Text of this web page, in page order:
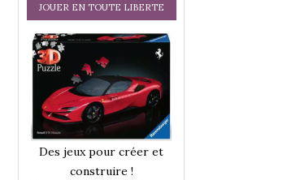
JOUER EN TOUTE LIBERTE
Des jeux pour créer et
construire !